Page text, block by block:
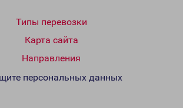
Типы перевозки
Карта сайта
Направления
персональных данных